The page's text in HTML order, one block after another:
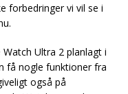
forbedringer vi vil se i
Ultra 2 planlagt i
få nogle funktioner fra
også på